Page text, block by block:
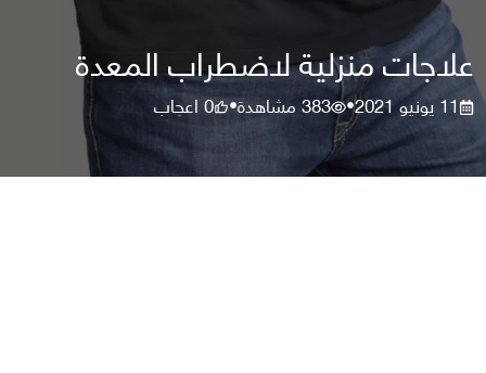
علاجات منزلية لاضطراب المعدة
11 يونيو 2021 •
383مشاهدة•
0اعجاب